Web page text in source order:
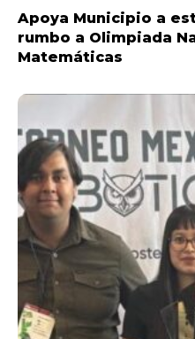
Apoya Municipio a
rumbo a Olimpiada
Matemáticas